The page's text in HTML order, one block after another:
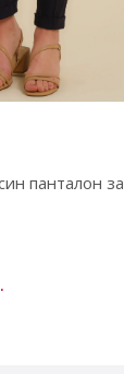
панталон за